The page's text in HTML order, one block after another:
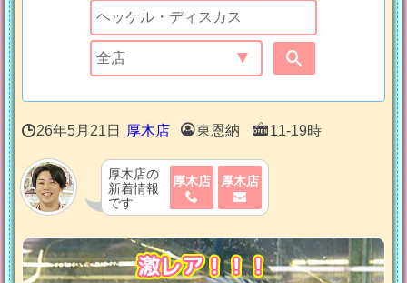
26年5月21日 厚木店 東恩納 11-19時
厚木店の
新着情報
です
厚木店 厚木店
激レア！！！